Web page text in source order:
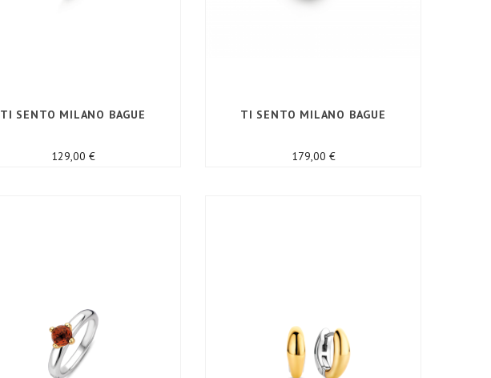
TI SENTO MILANO BAGUE
129,00 €Prix
TI SENTO MILANO BAGUE
179,00 €Prix